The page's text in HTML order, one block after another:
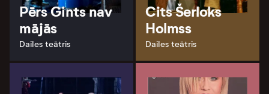
Pērs Gints nav
mājās
Dailes teātris
Cits Šerloks
Holmss
Dailes teātris